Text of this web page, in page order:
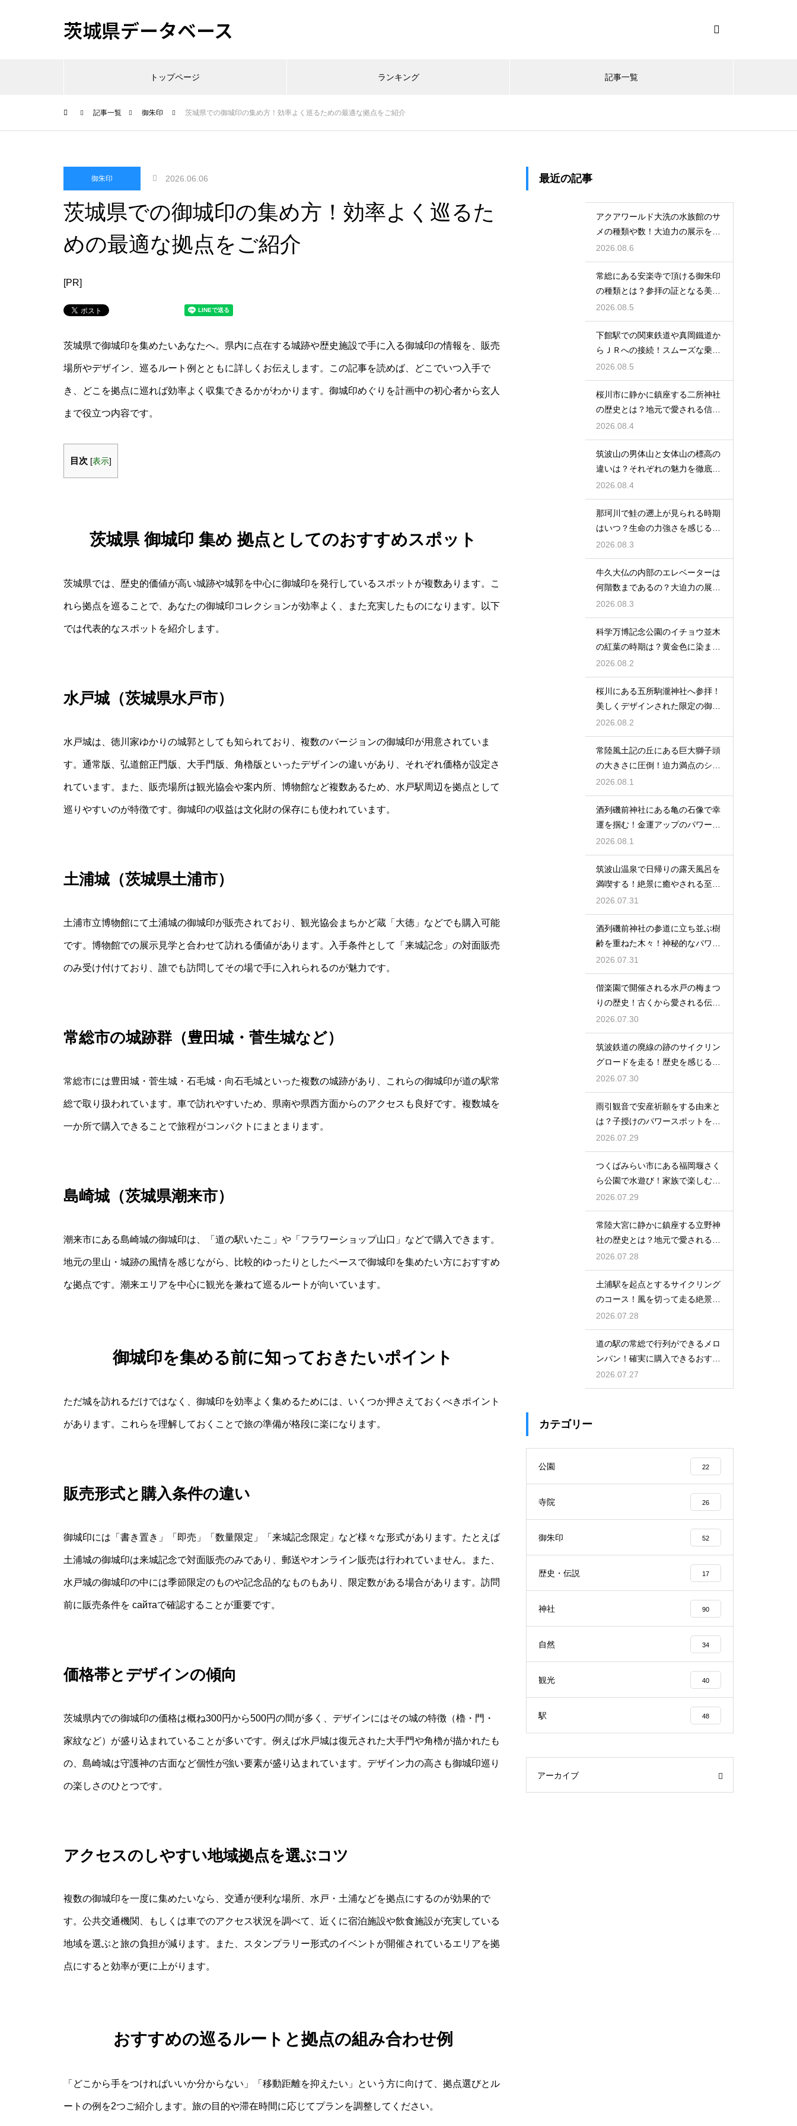
茨城県データベース
トップページ ランキング 記事一覧
記事一覧 御朱印 茨城県での御城印の集め方！効率よく巡るための最適な拠点をご紹介
御朱印 2026.06.06
茨城県での御城印の集め方！効率よく巡るた
めの最適な拠点をご紹介
[PR]
茨城県で御城印を集めたいあなたへ。県内に点在する城跡や歴史施設で手に入る御城印の情報を、販売
場所やデザイン、巡るルート例とともに詳しくお伝えします。この記事を読めば、どこでいつ入手で
き、どこを拠点に巡れば効率よく収集できるかがわかります。御城印めぐりを計画中の初心者から玄人
まで役立つ内容です。
目次 [表示]
茨城県 御城印 集め 拠点としてのおすすめスポット
茨城県では、歴史的価値が高い城跡や城郭を中心に御城印を発行しているスポットが複数あります。こ
れら拠点を巡ることで、あなたの御城印コレクションが効率よく、また充実したものになります。以下
では代表的なスポットを紹介します。
水戸城（茨城県水戸市）
水戸城は、徳川家ゆかりの城郭としても知られており、複数のバージョンの御城印が用意されていま
す。通常版、弘道館正門版、大手門版、角櫓版といったデザインの違いがあり、それぞれ価格が設定さ
れています。また、販売場所は観光協会や案内所、博物館など複数あるため、水戸駅周辺を拠点として
巡りやすいのが特徴です。御城印の収益は文化財の保存にも使われています。
土浦城（茨城県土浦市）
土浦市立博物館にて土浦城の御城印が販売されており、観光協会まちかど蔵「大徳」などでも購入可能
です。博物館での展示見学と合わせて訪れる価値があります。入手条件として「来城記念」の対面販売
のみ受け付けており、誰でも訪問してその場で手に入れられるのが魅力です。
常総市の城跡群（豊田城・菅生城など）
常総市には豊田城・菅生城・石毛城・向石毛城といった複数の城跡があり、これらの御城印が道の駅常
総で取り扱われています。車で訪れやすいため、県南や県西方面からのアクセスも良好です。複数城を
一か所で購入できることで旅程がコンパクトにまとまります。
島崎城（茨城県潮来市）
潮来市にある島崎城の御城印は、「道の駅いたこ」や「フラワーショップ山口」などで購入できます。
地元の里山・城跡の風情を感じながら、比較的ゆったりとしたペースで御城印を集めたい方におすすめ
な拠点です。潮来エリアを中心に観光を兼ねて巡るルートが向いています。
御城印を集める前に知っておきたいポイント
ただ城を訪れるだけではなく、御城印を効率よく集めるためには、いくつか押さえておくべきポイント
があります。これらを理解しておくことで旅の準備が格段に楽になります。
販売形式と購入条件の違い
御城印には「書き置き」「即売」「数量限定」「来城記念限定」など様々な形式があります。たとえば
土浦城の御城印は来城記念で対面販売のみであり、郵送やオンライン販売は行われていません。また、
水戸城の御城印の中には季節限定のものや記念品的なものもあり、限定数がある場合があります。訪問
前に販売条件を сайтаで確認することが重要です。
価格帯とデザインの傾向
茨城県内での御城印の価格は概ね300円から500円の間が多く、デザインにはその城の特徴（櫓・門・
家紋など）が盛り込まれていることが多いです。例えば水戸城は復元された大手門や角櫓が描かれたも
の、島崎城は守護神の古面など個性が強い要素が盛り込まれています。デザイン力の高さも御城印巡り
の楽しさのひとつです。
アクセスのしやすい地域拠点を選ぶコツ
複数の御城印を一度に集めたいなら、交通が便利な場所、水戸・土浦などを拠点にするのが効果的で
す。公共交通機関、もしくは車でのアクセス状況を調べて、近くに宿泊施設や飲食施設が充実している
地域を選ぶと旅の負担が減ります。また、スタンプラリー形式のイベントが開催されているエリアを拠
点にすると効率が更に上がります。
おすすめの巡るルートと拠点の組み合わせ例
「どこから手をつければいいか分からない」「移動距離を抑えたい」という方に向けて、拠点選びとル
ートの例を2つご紹介します。旅の目的や滞在時間に応じてプランを調整してください。
最近の記事
アクアワールド大洗の水族館のサ
メの種類や数！大迫力の展示を徹
底解説
2026.08.6
常総にある安楽寺で頂ける御朱印
の種類とは？参拝の証となる美し
い記録
2026.08.5
下館駅での関東鉄道や真岡鐵道か
らＪＲへの接続！スムーズな乗り
換え術
2026.08.5
桜川市に静かに鎮座する二所神社
の歴史とは？地元で愛される信仰
の拠点
2026.08.4
筑波山の男体山と女体山の標高の
違いは？それぞれの魅力を徹底解
説する
2026.08.4
那珂川で鮭の遡上が見られる時期
はいつ？生命の力強さを感じる秋
の風物詩
2026.08.3
牛久大仏の内部のエレベーターは
何階数まであるの？大迫力の展望
を満喫
2026.08.3
科学万博記念公園のイチョウ並木
の紅葉の時期は？黄金色に染まる
秋の絶景
2026.08.2
桜川にある五所駒瀧神社へ参拝！
美しくデザインされた限定の御朱
印の魅力
2026.08.2
常陸風土記の丘にある巨大獅子頭
の大きさに圧倒！迫力満点のシン
ボル
2026.08.1
酒列磯前神社にある亀の石像で幸
運を掴む！金運アップのパワース
ポット
2026.08.1
筑波山温泉で日帰りの露天風呂を
満喫する！絶景に癒やされる至福
の時間
2026.07.31
酒列磯前神社の参道に立ち並ぶ樹
齢を重ねた木々！神秘的なパワー
を満喫
2026.07.31
偕楽園で開催される水戸の梅まつ
りの歴史！古くから愛される伝統
の由来
2026.07.30
筑波鉄道の廃線の跡のサイクリン
グロードを走る！歴史を感じる自
転車の旅
2026.07.30
雨引観音で安産祈願をする由来と
は？子授けのパワースポットを徹
底解説
2026.07.29
つくばみらい市にある福岡堰さく
ら公園で水遊び！家族で楽しむ休
日の午後
2026.07.29
常陸大宮に静かに鎮座する立野神
社の歴史とは？地元で愛される信
仰の拠点
2026.07.28
土浦駅を起点とするサイクリング
のコース！風を切って走る絶景ル
ート
2026.07.28
道の駅の常総で行列ができるメロ
ンパン！確実に購入できるおすす
めの時間
2026.07.27
カテゴリー
公園 22
寺院 26
御朱印 52
歴史・伝説 17
神社 90
自然 34
観光 40
駅 48
アーカイブ